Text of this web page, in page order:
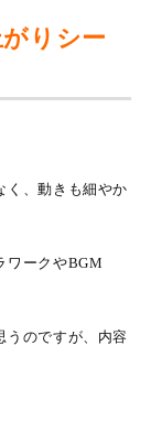
がりシー
く、動きも細やか
ワークやBGM
うのですが、内容